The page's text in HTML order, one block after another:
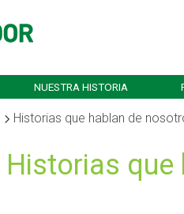
NUESTRA HISTORIA
Historias que hablan de
Historias